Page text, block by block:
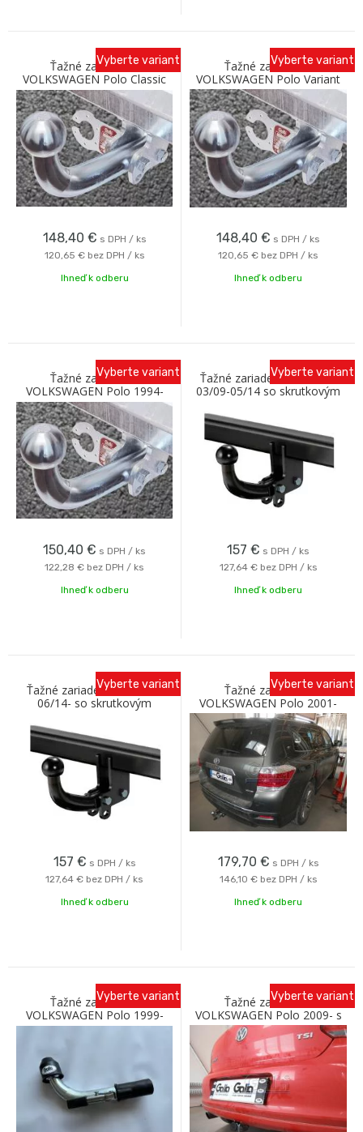
Ťažné zariadenie
VOLKSWAGEN Polo Classic
1995- so skrutkovým
odnímaním A Galia
148,40 € s DPH / ks
120,65 € bez DPH / ks
Vyberte variant
Ihneď k odberu
Ťažné zariadenie
VOLKSWAGEN Polo Variant
1997- so skrutkovým
odnímaním A Galia
148,40 € s DPH / ks
120,65 € bez DPH / ks
Vyberte variant
Ihneď k odberu
Ťažné zariadenie
VOLKSWAGEN Polo 1994-
1999 so skrutkovým
odnímaním A Galia
150,40 € s DPH / ks
122,28 € bez DPH / ks
Vyberte variant
Ihneď k odberu
Ťažné zariadenie VW Polo
03/09-05/14 so skrutkovým
157 € s DPH / ks
127,64 € bez DPH / ks
Vyberte variant
Ihneď k odberu
Ťažné zariadenie VW Polo
06/14- so skrutkovým
odnímaním Oris
157 € s DPH / ks
127,64 € bez DPH / ks
Vyberte variant
Ihneď k odberu
Ťažné zariadenie
VOLKSWAGEN Polo 2001-
2009 s bajonetovým
odnímaním C Galia
179,70 € s DPH / ks
146,10 € bez DPH / ks
Vyberte variant
Ihneď k odberu
Ťažné zariadenie
VOLKSWAGEN Polo 1999-
2001 s bajonetovým
Vyberte variant
Ťažné zariadenie
VOLKSWAGEN Polo 2009- s
bajonetovým odnímaním C
Galia
Vyberte variant